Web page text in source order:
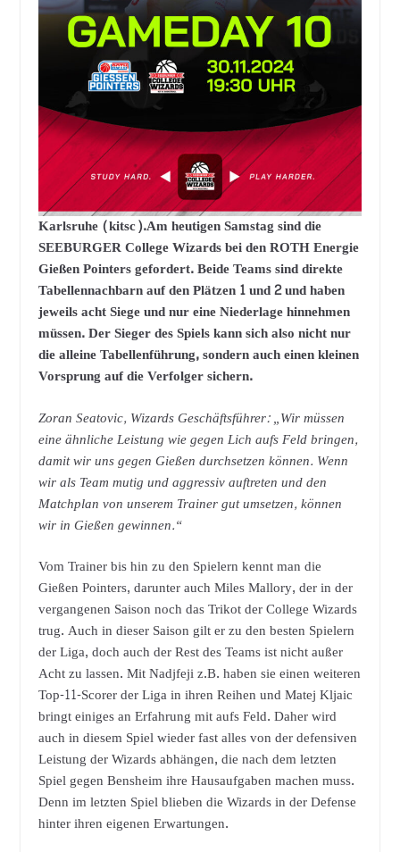
Karlsruhe (kitsc).Am heutigen Samstag sind die
SEEBURGER College Wizards bei den ROTH Energie
Gießen Pointers gefordert. Beide Teams sind direkte
Tabellennachbarn auf den Plätzen 1 und 2 und haben
jeweils acht Siege und nur eine Niederlage hinnehmen
müssen. Der Sieger des Spiels kann sich also nicht nur
die alleine Tabellenführung, sondern auch einen kleinen
Vorsprung auf die Verfolger sichern.
Zoran Seatovic, Wizards Geschäftsführer: „Wir müssen
eine ähnliche Leistung wie gegen Lich aufs Feld bringen,
damit wir uns gegen Gießen durchsetzen können. Wenn
wir als Team mutig und aggressiv auftreten und den
Matchplan von unserem Trainer gut umsetzen, können
wir in Gießen gewinnen.“
Vom Trainer bis hin zu den Spielern kennt man die
Gießen Pointers, darunter auch Miles Mallory, der in der
vergangenen Saison noch das Trikot der College Wizards
trug. Auch in dieser Saison gilt er zu den besten Spielern
der Liga, doch auch der Rest des Teams ist nicht außer
Acht zu lassen. Mit Nadjfeji z.B. haben sie einen weiteren
Top-11-Scorer der Liga in ihren Reihen und Matej Kljaic
bringt einiges an Erfahrung mit aufs Feld. Daher wird
auch in diesem Spiel wieder fast alles von der defensiven
Leistung der Wizards abhängen, die nach dem letzten
Spiel gegen Bensheim ihre Hausaufgaben machen muss.
Denn im letzten Spiel blieben die Wizards in der Defense
hinter ihren eigenen Erwartungen.